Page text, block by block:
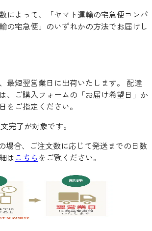
によって、「ヤマト運輸の宅急便コンパ
の宅急便」のいずれかの方法でお届けし
最短翌営業日に出荷いたします。 配達
、ご購入フォームの「お届け希望日」か
をご指定ください。
完了が対象です。
場合、ご注文数に応じて発送までの日数
は こちら をご覧ください。